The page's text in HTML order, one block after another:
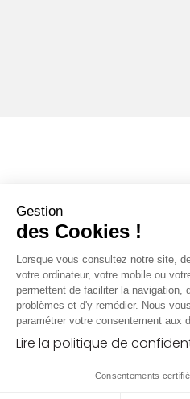
Gestion
des Cookies !
Lorsque vous consultez notre site,
votre ordinateur, votre mobile ou
permettent de faciliter la navigation,
problèmes et d'y remédier. Nous
paramétrer votre consentement aux
Lire la politique de
Consentements